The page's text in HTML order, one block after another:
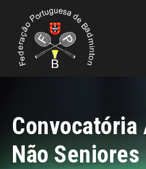
Não Seniores